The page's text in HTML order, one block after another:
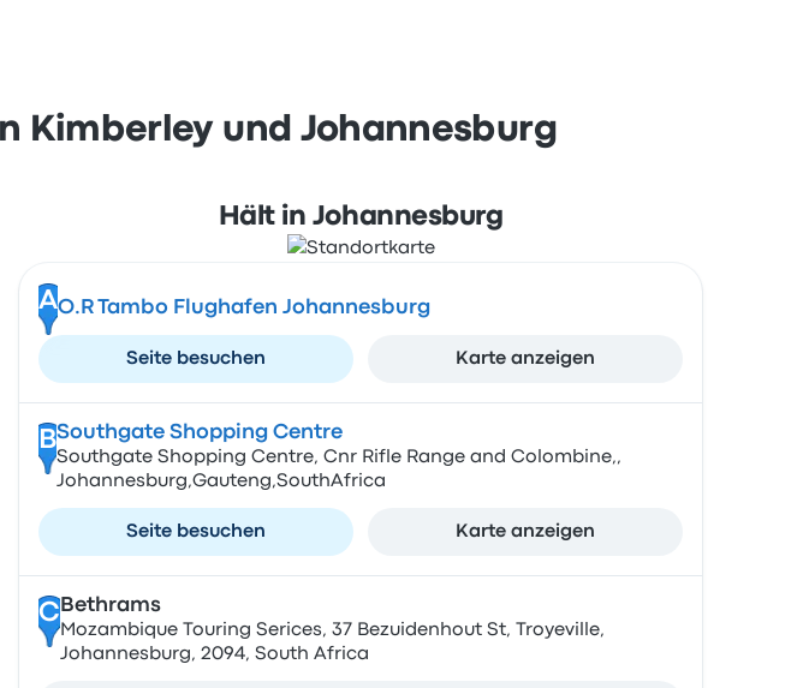
Kimberley und Johannesburg
Hält in Johannesburg
AO.R Tambo Flughafen Johannesburg
Seite besuchen Karte anzeigen
BSouthgate Shopping Centre
Southgate Shopping Centre, Cnr Rifle Range and Colombine,,
Johannesburg,Gauteng,SouthAfrica
Seite besuchen Karte anzeigen
CBethrams
Mozambique Touring Serices, 37 Bezuidenhout St, Troyeville,
Johannesburg, 2094, South Africa